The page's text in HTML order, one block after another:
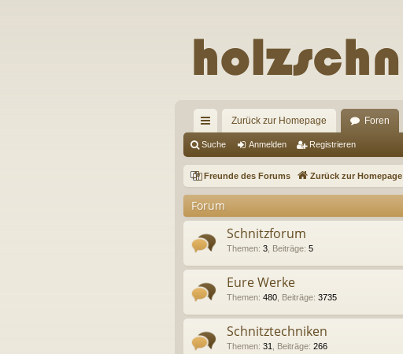
ch
ne
ug
riff
Zurück zur Homepage Foren
Suche Anmelden Registrieren
Freunde des Forums Zurück zur Homepage
Forum
Schnitzforum
Themen: 3 Beiträge: 5
Eure Werke
Themen: 480 Beiträge: 3735
Schnitztechniken
Themen: 31 Beiträge: 266